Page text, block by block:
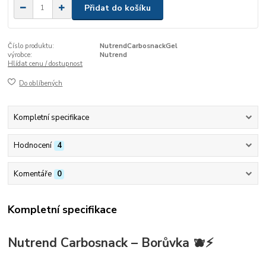
Přidat do košíku
Číslo produktu:
NutrendCarbosnackGel
výrobce:
Nutrend
Hlídat cenu / dostupnost
Do oblíbených
Kompletní specifikace
Hodnocení 4
Komentáře 0
Kompletní specifikace
Nutrend Carbosnack – Borůvka 🫐⚡